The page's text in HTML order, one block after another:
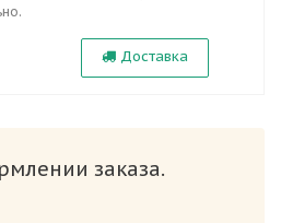
Доставка
заказа.